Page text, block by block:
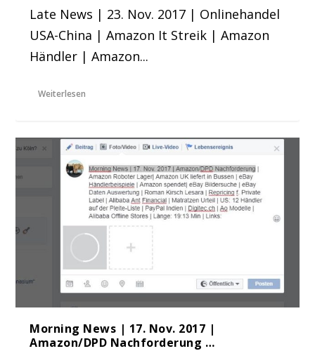
Late News | 23. Nov. 2017 | Onlinehandel
USA-China | Amazon It Streik | Amazon
Händler | Amazon...
Weiterlesen
Morning News | 17. Nov. 2017 |
Amazon/DPD Nachforderung …